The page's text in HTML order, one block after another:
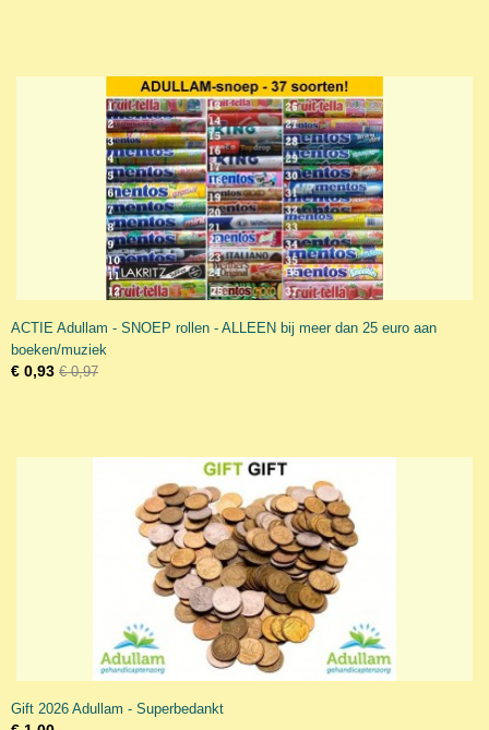
ACTIE Adullam - SNOEP rollen - ALLEEN bij meer dan 25 euro aan
boeken/muziek
€ 0,93 € 0,97
Gift 2026 Adullam - Superbedankt